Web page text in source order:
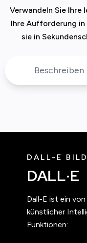
Verwandeln Sie Ihre
Ihre Aufforderung
sie in
DALL-E
DALL·E
Dall-E ist ein
künstlicher
Funktionen: